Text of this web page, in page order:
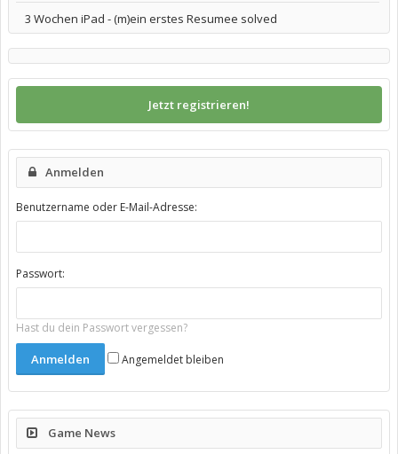
3 Wochen iPad - (m)ein erstes Resumee solved
Jetzt registrieren!
Anmelden
Benutzername oder E-Mail-Adresse:
Passwort:
Hast du dein Passwort vergessen?
Angemeldet bleiben
Game News